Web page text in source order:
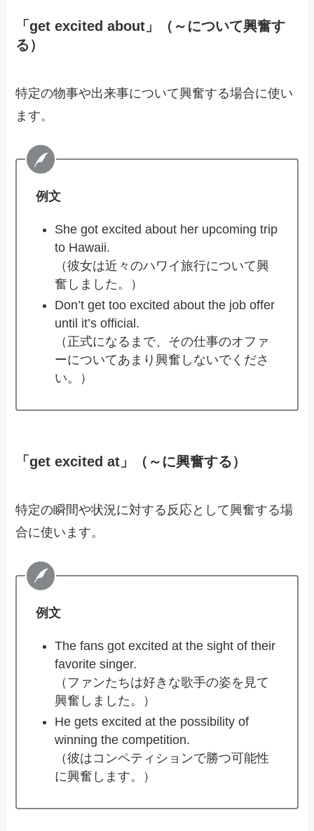
「get excited about」（～について興奮す
る）
特定の物事や出来事について興奮する場合に使い
ます。
例文
She got excited about her upcoming trip
to Hawaii.
（彼女は近々のハワイ旅行について興
奮しました。）
Don’t get too excited about the job offer
until it’s official.
（正式になるまで、その仕事のオファ
ーについてあまり興奮しないでくださ
い。）
「get excited at」（～に興奮する）
特定の瞬間や状況に対する反応として興奮する場
合に使います。
例文
The fans got excited at the sight of their
favorite singer.
（ファンたちは好きな歌手の姿を見て
興奮しました。）
He gets excited at the possibility of
winning the competition.
（彼はコンペティションで勝つ可能性
に興奮します。）